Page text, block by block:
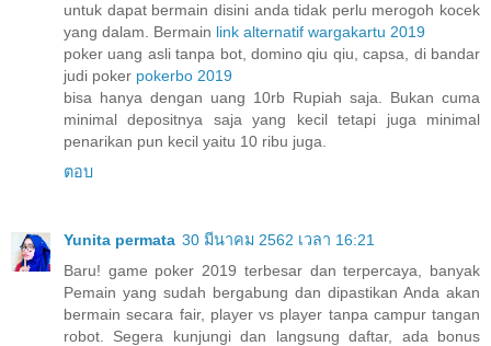
untuk dapat bermain disini anda tidak perlu merogoh kocek
yang dalam. Bermain link alternatif wargakartu 2019
poker uang asli tanpa bot, domino qiu qiu, capsa, di bandar
judi poker pokerbo 2019
bisa hanya dengan uang 10rb Rupiah saja. Bukan cuma
minimal depositnya saja yang kecil tetapi juga minimal
penarikan pun kecil yaitu 10 ribu juga.
ตอบ
Yunita permata 30 มีนาคม 2562 เวลา 16:21
Baru! game poker 2019 terbesar dan terpercaya, banyak
Pemain yang sudah bergabung dan dipastikan Anda akan
bermain secara fair, player vs player tanpa campur tangan
robot. Segera kunjungi dan langsung daftar, ada bonus